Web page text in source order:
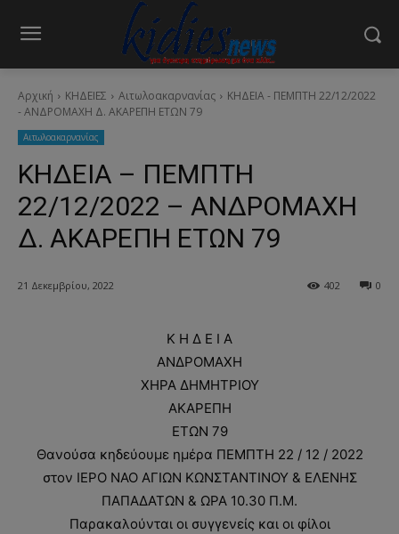
Αρχική ΚΗΔΕΙΕΣ Aιτωλοακαρνανίας
ΚΗΔΕΙΑ - ΠΕΜΠΤΗ 22/12/2022
- ΑΝΔΡΟΜΑΧΗ Δ. ΑΚΑΡΕΠΗ ΕΤΩΝ 79
Aιτωλοακαρνανίας
ΚΗΔΕΙΑ – ΠΕΜΠΤΗ
22/12/2022 – ΑΝΔΡΟΜΑΧΗ
Δ. ΑΚΑΡΕΠΗ ΕΤΩΝ 79
21 Δεκεμβρίου, 2022 0
402
Κ Η Δ Ε Ι Α
ΑΝΔΡΟΜΑΧΗ
ΧΗΡΑ ΔΗΜΗΤΡΙΟΥ
ΑΚΑΡΕΠΗ
ΕΤΩΝ 79
Θανούσα κηδεύουμε ημέρα ΠΕΜΠΤΗ 22 / 12 / 2022
στον ΙΕΡΟ ΝΑΟ ΑΓΙΩΝ ΚΩΝΣΤΑΝΤΙΝΟΥ & ΕΛΕΝΗΣ
ΠΑΠΑΔΑΤΩΝ & ΩΡΑ 10.30 Π.Μ.
Παρακαλούνται οι συγγενείς και οι φίλοι